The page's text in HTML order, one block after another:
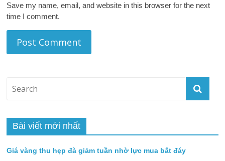
Save my name, email, and website in this browser for the next
time I comment.
Bài viết mới nhất
Giá vàng thu hẹp đà giảm tuần nhờ lực mua bắt đáy